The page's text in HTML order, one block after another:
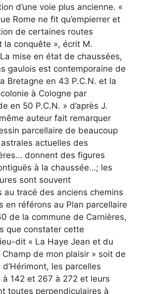
d’une voie plus ancienne. «
Rome ne fit qu’empierrer et
de certaines routes
la conquête », écrit M.
mise en état de chaussées,
gaulois est contemporaine de
Bretagne en 43 P.C.N. et la
à Cologne par
en 50 P.C.N. » d’après J.
auteur fait remarquer
parcellaire de beaucoup
actuelles des
donnent des figures
à la chaussée…; les
sont souvent
au tracé des anciens chemins
en référons au Plan parcellaire
de la commune de Carnières,
que constater cette
dit « La Haye Jean et du
Champ de mon plaisir » soit de
les parcelles
à 142 et 267 à 272 et leurs
toutes perpendiculaires à